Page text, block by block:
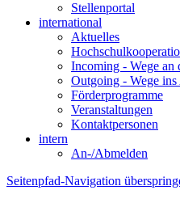
Stellenportal
international
Aktuelles
Incoming - Wege
Outgoing - Wege ins
Förderprogramme
Veranstaltungen
Kontaktpersonen
intern
An-/Abmelden
Seitenpfad-Navigation